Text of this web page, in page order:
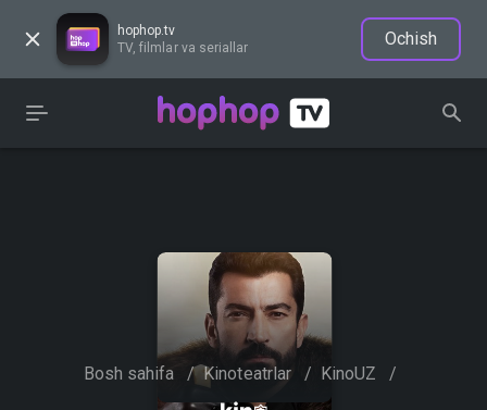
hophop.tv
TV, filmlar va seriallar
Ochish
Bosh sahifa / Kinoteatrlar / KinoUZ /